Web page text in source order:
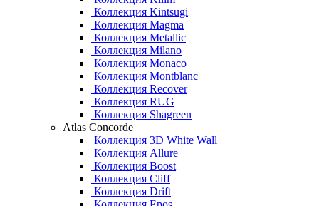
Коллекция Kintsugi
Коллекция Magma
Коллекция Metallic
Коллекция Milano
Коллекция Monaco
Коллекция Montblanc
Коллекция Recover
Коллекция RUG
Коллекция Shagreen
Atlas Concorde
Коллекция 3D White Wall
Коллекция Allure
Коллекция Boost
Коллекция Cliff
Коллекция Drift